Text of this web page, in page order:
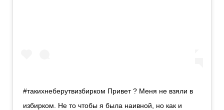
#такихнеберутвизбирком Привет ? Меня не взяли в
избирком. Не то чтобы я была наивной, но как и